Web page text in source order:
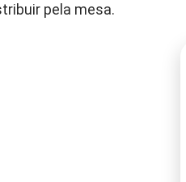
pela mesa.